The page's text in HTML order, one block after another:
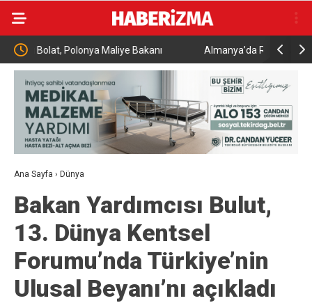
Almanya’da Ren Nehri’nde kuraklık alarmı: Su
seviyesinde tarihi düşüş yaşandı
Ana Sayfa › Dünya
Bakan Yardımcısı Bulut,
13. Dünya Kentsel
Forumu’nda Türkiye’nin
Ulusal Beyanı’nı açıkladı